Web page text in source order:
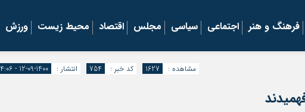
فرهنگ و هنر اجتماعی سیاسی مجلس اقتصاد محیط زیست ورزش
انتشار : 1400-09-12 - ۱۴:۰۶ کد خبر : 754 مشاهده : 1627